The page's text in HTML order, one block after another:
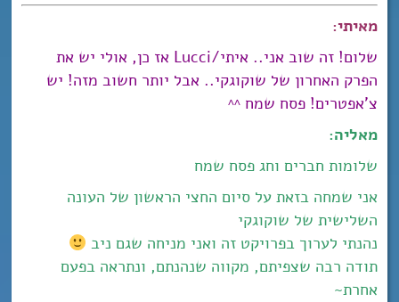
מאיתי:
שלום! זה שוב אני.. איתי/Lucci אז כן, אולי יש את
הפרק האחרון של שוקוגקי.. אבל יותר חשוב מזה! יש
צ’אפטרים! פסח שמח ^^
מאליה:
שלומות חברים וחג פסח שמח
אני שמחה בזאת על סיום החצי הראשון של העונה
השלישית של שוקוגקי
נהנתי לערוך בפרויקט זה ואני מניחה שגם ניב
תודה רבה שצפיתם, מקווה שנהנתם, ונתראה בפעם
אחרת~